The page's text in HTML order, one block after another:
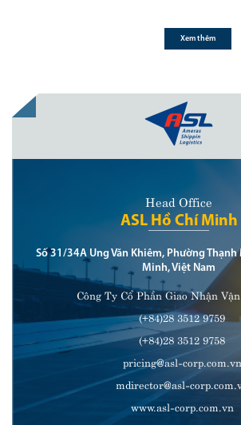
dụng như thế nào?
từng quy tắc? Bài
hướng dẫn chi tiết
Xem thêm
Head Office
ASL Hồ Chí Minh
Số 31/34A Ung Văn Khiêm, Phường Thạnh
Minh, Việt Nam
Công Ty Cổ Phần Giao Nhận
(+84)28 3512 9759
(+84)28 3512 9758
pricing@asl-corp.com.vn
mdirector@asl-
www.asl-corp.com.vn